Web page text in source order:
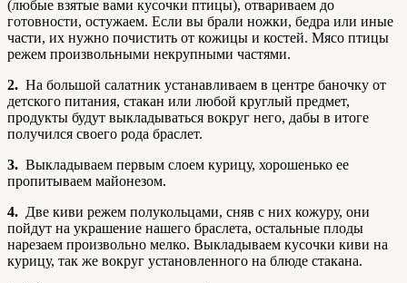
(любые взятые вами кусочки птицы), отвариваем до
готовности, остужаем. Если вы брали ножки, бедра или иные
части, их нужно почистить от кожицы и костей. Мясо птицы
режем произвольными некрупными частями.
2. На большой салатник устанавливаем в центре баночку от
детского питания, стакан или любой круглый предмет,
продукты будут выкладываться вокруг него, дабы в итоге
получился своего рода браслет.
3. Выкладываем первым слоем курицу, хорошенько ее
пропитываем майонезом.
4. Две киви режем полукольцами, сняв с них кожуру, они
пойдут на украшение нашего браслета, остальные плоды
нарезаем произвольно мелко. Выкладываем кусочки киви на
курицу, так же вокруг установленного на блюде стакана.